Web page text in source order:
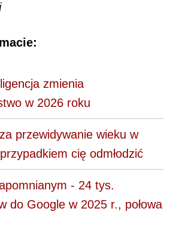
zmienia
w 2026 roku
przewidywanie wieku w
cię odmłodzić
- 24 tys.
do Google w 2025 r., połowa